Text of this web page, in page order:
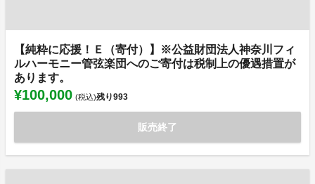
【純粋に応援！Ｅ（寄付）】※公益財団法人神奈川フィ
ルハーモニー管弦楽団へのご寄付は税制上の優遇措置が
あります。
¥100,000 (税込)残り993
販売終了